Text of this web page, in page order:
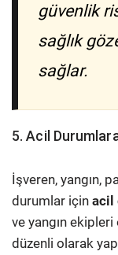
güvenlik
sağlık
sağlar.
5. Acil
İşveren, yangın,
durumlar için acil
ve yangın
düzenli olarak